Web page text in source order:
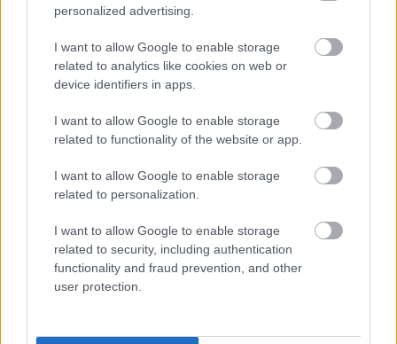
personalized advertising.
I want to allow Google to enable storage
related to analytics like cookies on web or
device identifiers in apps.
I want to allow Google to enable storage
related to functionality of the website or app.
I want to allow Google to enable storage
related to personalization.
I want to allow Google to enable storage
related to security, including authentication
functionality and fraud prevention, and other
user protection.
sports, με τους κατοίκους να είναι αρκετά
δραστήριοι στο κομμάτι του εναλλακτικού
τουρισμού. Μια δραστηριότητα που έχει αναδείξει
παγκοσμίως για όσους αναζητούν την αδρεναλίνη
συμβάλλει σημαντικά ο Αεραθλητικός Σύλλογος
από το 1996. Στο όρος Γκορίλα λαμβάνουν χώρα
πανελλήνια πρωταθλήματα paragliding, με την
υποστήριξη του Δήμου Σουλίου, τα οποία